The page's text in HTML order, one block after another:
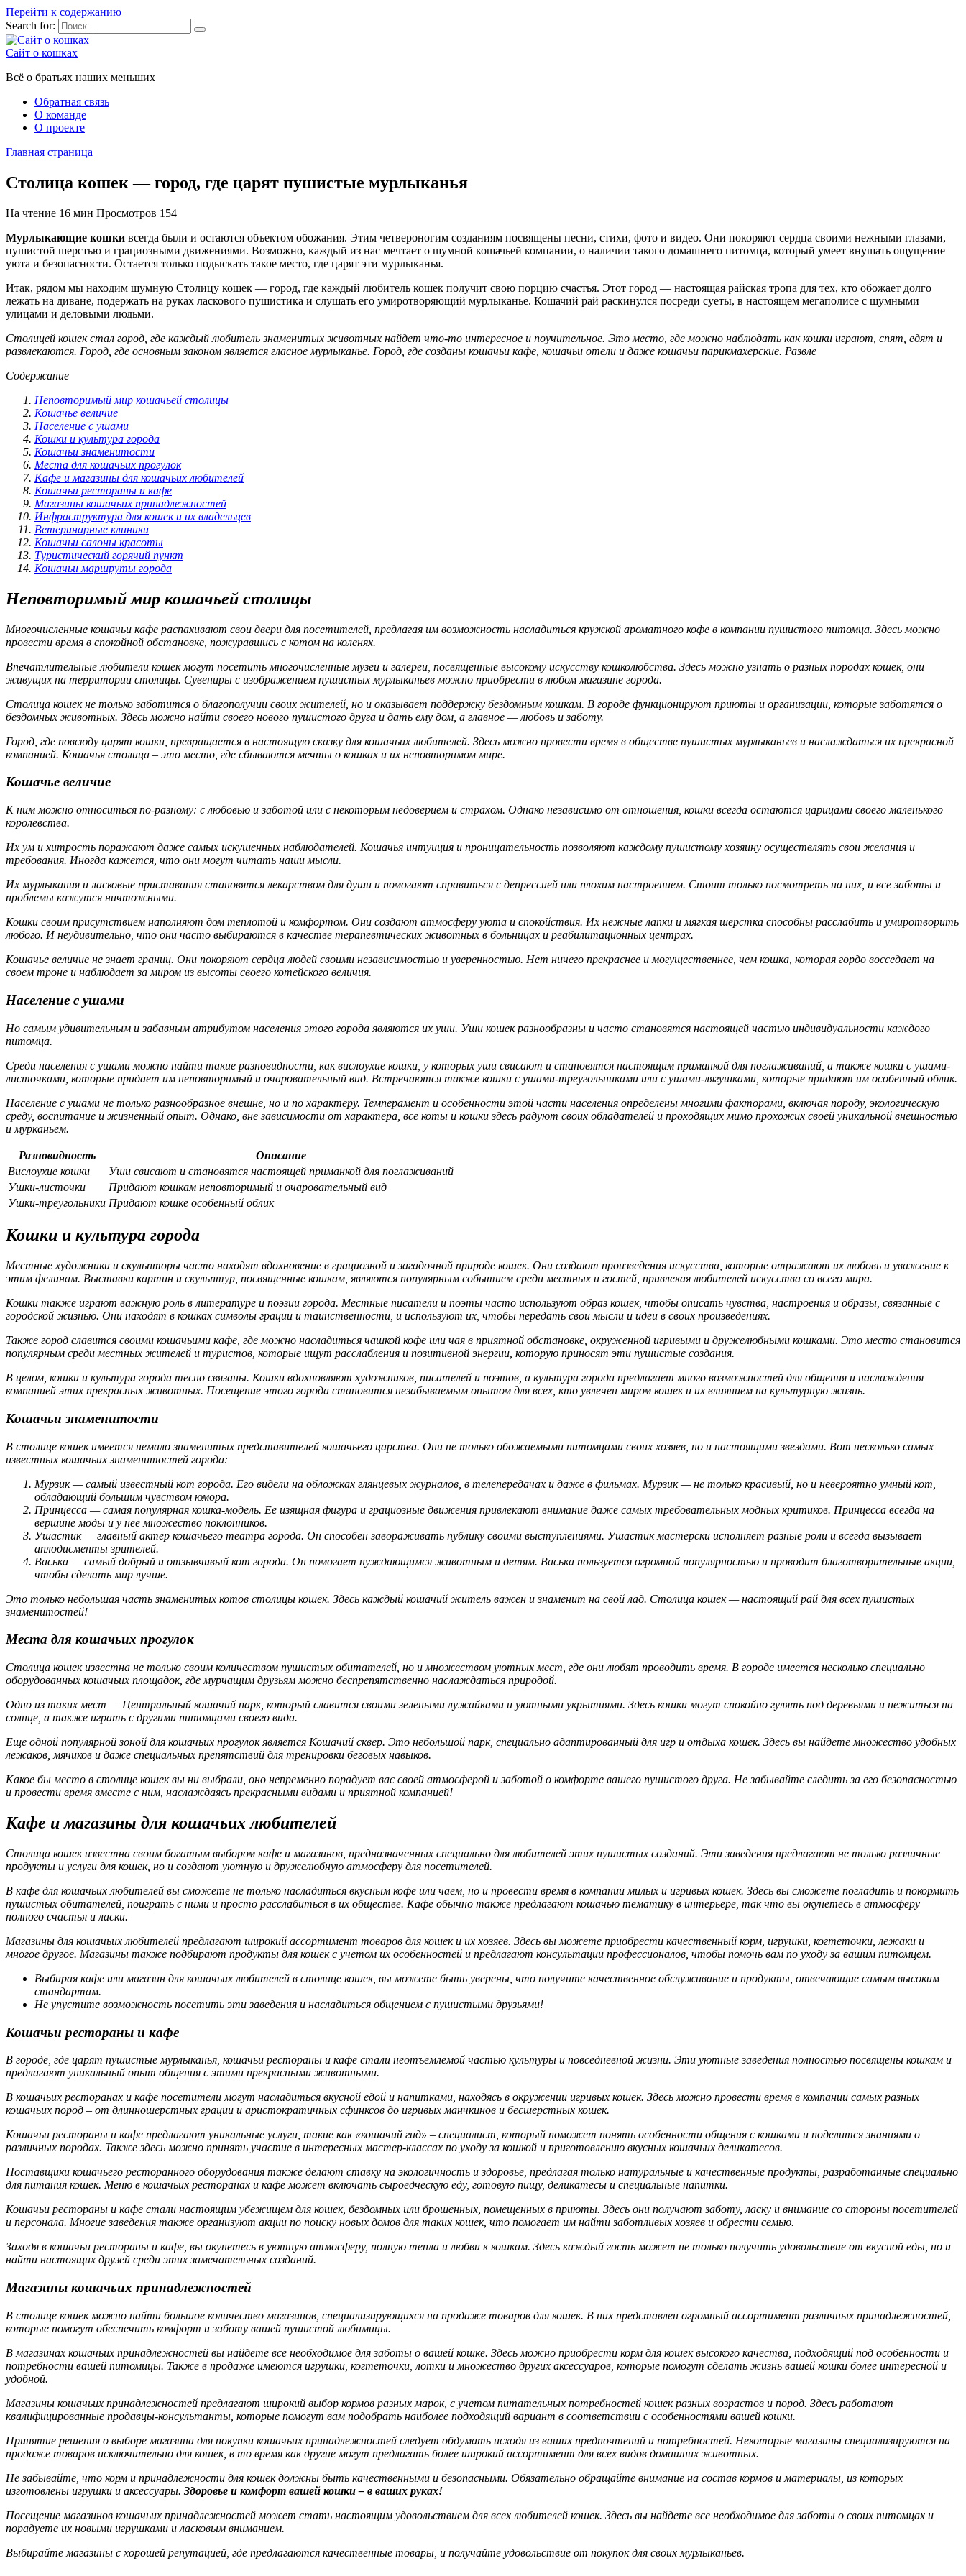
Перейти к содержанию
Search for:
Сайт о кошках
Всё о братьях наших меньших
Обратная связь
О команде
О проекте
Главная страница
Столица кошек — город, где царят пушистые мурлыканья
На чтение 16 мин Просмотров 154
Мурлыкающие кошки всегда были и остаются объектом обожания. Этим четвероногим созданиям посвящены песни, стихи, фото и видео. Они покоряют сердца своими нежными глазами,
пушистой шерстью и грациозными движениями. Возможно, каждый из нас мечтает о шумной кошачьей компании, о наличии такого домашнего питомца, который умеет внушать ощущение
уюта и безопасности. Остается только подыскать такое место, где царят эти мурлыканья.
Итак, рядом мы находим шумную Столицу кошек — город, где каждый любитель кошек получит свою порцию счастья. Этот город — настоящая райская тропа для тех, кто обожает долго
лежать на диване, подержать на руках ласкового пушистика и слушать его умиротворяющий мурлыканье. Кошачий рай раскинулся посреди суеты, в настоящем мегаполисе с шумными
улицами и деловыми людьми.
Столицей кошек стал город, где каждый любитель знаменитых животных найдет что-то интересное и поучительное. Это место, где можно наблюдать как кошки играют, спят, едят и
развлекаются. Город, где основным законом является гласное мурлыканье. Город, где созданы кошачьи кафе, кошачьи отели и даже кошачьи парикмахерские. Развле
Содержание
Неповторимый мир кошачьей столицы
Кошачье величие
Население с ушами
Кошки и культура города
Кошачьи знаменитости
Места для кошачьих прогулок
Кафе и магазины для кошачьих любителей
Кошачьи рестораны и кафе
Магазины кошачьих принадлежностей
Инфраструктура для кошек и их владельцев
Ветеринарные клиники
Кошачьи салоны красоты
Туристический горячий пункт
Кошачьи маршруты города
Неповторимый мир кошачьей столицы
Многочисленные кошачьи кафе распахивают свои двери для посетителей, предлагая им возможность насладиться кружкой ароматного кофе в компании пушистого питомца. Здесь можно
провести время в спокойной обстановке, пожуравшись с котом на коленях.
Впечатлительные любители кошек могут посетить многочисленные музеи и галереи, посвященные высокому искусству кошколюбства. Здесь можно узнать о разных породах кошек, они
живущих на территории столицы. Сувениры с изображением пушистых мурлыканьев можно приобрести в любом магазине города.
Столица кошек не только заботится о благополучии своих жителей, но и оказывает поддержку бездомным кошкам. В городе функционируют приюты и организации, которые заботятся о
бездомных животных. Здесь можно найти своего нового пушистого друга и дать ему дом, а главное — любовь и заботу.
Город, где повсюду царят кошки, превращается в настоящую сказку для кошачьих любителей. Здесь можно провести время в обществе пушистых мурлыканьев и наслаждаться их прекрасной
компанией. Кошачья столица – это место, где сбываются мечты о кошках и их неповторимом мире.
Кошачье величие
К ним можно относиться по-разному: с любовью и заботой или с некоторым недоверием и страхом. Однако независимо от отношения, кошки всегда остаются царицами своего маленького
королевства.
Их ум и хитрость поражают даже самых искушенных наблюдателей. Кошачья интуиция и проницательность позволяют каждому пушистому хозяину осуществлять свои желания и
требования. Иногда кажется, что они могут читать наши мысли.
Их мурлыкания и ласковые приставания становятся лекарством для души и помогают справиться с депрессией или плохим настроением. Стоит только посмотреть на них, и все заботы и
проблемы кажутся ничтожными.
Кошки своим присутствием наполняют дом теплотой и комфортом. Они создают атмосферу уюта и спокойствия. Их нежные лапки и мягкая шерстка способны расслабить и умиротворить
любого. И неудивительно, что они часто выбираются в качестве терапевтических животных в больницах и реабилитационных центрах.
Кошачье величие не знает границ. Они покоряют сердца людей своими независимостью и уверенностью. Нет ничего прекраснее и могущественнее, чем кошка, которая гордо восседает на
своем троне и наблюдает за миром из высоты своего котейского величия.
Население с ушами
Но самым удивительным и забавным атрибутом населения этого города являются их уши. Уши кошек разнообразны и часто становятся настоящей частью индивидуальности каждого
питомца.
Среди населения с ушами можно найти такие разновидности, как вислоухие кошки, у которых уши свисают и становятся настоящим приманкой для поглаживаний, а также кошки с ушами-
листочками, которые придает им неповторимый и очаровательный вид. Встречаются также кошки с ушами-треугольниками или с ушами-лягушками, которые придают им особенный облик.
Население с ушами не только разнообразное внешне, но и по характеру. Темперамент и особенности этой части населения определены многими факторами, включая породу, экологическую
среду, воспитание и жизненный опыт. Однако, вне зависимости от характера, все коты и кошки здесь радуют своих обладателей и проходящих мимо прохожих своей уникальной внешностью
и мурканьем.
Разновидность
Описание
Вислоухие кошки
Уши свисают и становятся настоящей приманкой для поглаживаний
Ушки-листочки
Придают кошкам неповторимый и очаровательный вид
Ушки-треугольники Придают кошке особенный облик
Кошки и культура города
Местные художники и скульпторы часто находят вдохновение в грациозной и загадочной природе кошек. Они создают произведения искусства, которые отражают их любовь и уважение к
этим фелинам. Выставки картин и скульптур, посвященные кошкам, являются популярным событием среди местных и гостей, привлекая любителей искусства со всего мира.
Кошки также играют важную роль в литературе и поэзии города. Местные писатели и поэты часто используют образ кошек, чтобы описать чувства, настроения и образы, связанные с
городской жизнью. Они находят в кошках символы грации и таинственности, и используют их, чтобы передать свои мысли и идеи в своих произведениях.
Также город славится своими кошачьими кафе, где можно насладиться чашкой кофе или чая в приятной обстановке, окруженной игривыми и дружелюбными кошками. Это место становится
популярным среди местных жителей и туристов, которые ищут расслабления и позитивной энергии, которую приносят эти пушистые создания.
В целом, кошки и культура города тесно связаны. Кошки вдохновляют художников, писателей и поэтов, а культура города предлагает много возможностей для общения и наслаждения
компанией этих прекрасных животных. Посещение этого города становится незабываемым опытом для всех, кто увлечен миром кошек и их влиянием на культурную жизнь.
Кошачьи знаменитости
В столице кошек имеется немало знаменитых представителей кошачьего царства. Они не только обожаемыми питомцами своих хозяев, но и настоящими звездами. Вот несколько самых
известных кошачьих знаменитостей города:
Мурзик — самый известный кот города. Его видели на обложках глянцевых журналов, в телепередачах и даже в фильмах. Мурзик — не только красивый, но и невероятно умный кот,
обладающий большим чувством юмора.
Принцесса — самая популярная кошка-модель. Ее изящная фигура и грациозные движения привлекают внимание даже самых требовательных модных критиков. Принцесса всегда на
вершине моды и у нее множество поклонников.
Ушастик — главный актер кошачьего театра города. Он способен завораживать публику своими выступлениями. Ушастик мастерски исполняет разные роли и всегда вызывает
аплодисменты зрителей.
Васька — самый добрый и отзывчивый кот города. Он помогает нуждающимся животным и детям. Васька пользуется огромной популярностью и проводит благотворительные акции,
чтобы сделать мир лучше.
Это только небольшая часть знаменитых котов столицы кошек. Здесь каждый кошачий житель важен и знаменит на свой лад. Столица кошек — настоящий рай для всех пушистых
знаменитостей!
Места для кошачьих прогулок
Столица кошек известна не только своим количеством пушистых обитателей, но и множеством уютных мест, где они любят проводить время. В городе имеется несколько специально
оборудованных кошачьих площадок, где мурчащим друзьям можно беспрепятственно наслаждаться природой.
Одно из таких мест — Центральный кошачий парк, который славится своими зелеными лужайками и уютными укрытиями. Здесь кошки могут спокойно гулять под деревьями и нежиться на
солнце, а также играть с другими питомцами своего вида.
Еще одной популярной зоной для кошачьих прогулок является Кошачий сквер. Это небольшой парк, специально адаптированный для игр и отдыха кошек. Здесь вы найдете множество удобных
лежаков, мячиков и даже специальных препятствий для тренировки беговых навыков.
Какое бы место в столице кошек вы ни выбрали, оно непременно порадует вас своей атмосферой и заботой о комфорте вашего пушистого друга. Не забывайте следить за его безопасностью
и провести время вместе с ним, наслаждаясь прекрасными видами и приятной компанией!
Кафе и магазины для кошачьих любителей
Столица кошек известна своим богатым выбором кафе и магазинов, предназначенных специально для любителей этих пушистых созданий. Эти заведения предлагают не только различные
продукты и услуги для кошек, но и создают уютную и дружелюбную атмосферу для посетителей.
В кафе для кошачьих любителей вы сможете не только насладиться вкусным кофе или чаем, но и провести время в компании милых и игривых кошек. Здесь вы сможете погладить и покормить
пушистых обитателей, поиграть с ними и просто расслабиться в их обществе. Кафе обычно также предлагают кошачью тематику в интерьере, так что вы окунетесь в атмосферу
полного счастья и ласки.
Магазины для кошачьих любителей предлагают широкий ассортимент товаров для кошек и их хозяев. Здесь вы можете приобрести качественный корм, игрушки, когтеточки, лежаки и
многое другое. Магазины также подбирают продукты для кошек с учетом их особенностей и предлагают консультации профессионалов, чтобы помочь вам по уходу за вашим питомцем.
Выбирая кафе или магазин для кошачьих любителей в столице кошек, вы можете быть уверены, что получите качественное обслуживание и продукты, отвечающие самым высоким
стандартам.
Не упустите возможность посетить эти заведения и насладиться общением с пушистыми друзьями!
Кошачьи рестораны и кафе
В городе, где царят пушистые мурлыканья, кошачьи рестораны и кафе стали неотъемлемой частью культуры и повседневной жизни. Эти уютные заведения полностью посвящены кошкам и
предлагают уникальный опыт общения с этими прекрасными животными.
В кошачьих ресторанах и кафе посетители могут насладиться вкусной едой и напитками, находясь в окружении игривых кошек. Здесь можно провести время в компании самых разных
кошачьих пород – от длинношерстных грации и аристократичных сфинксов до игривых манчкинов и бесшерстных кошек.
Кошачьи рестораны и кафе предлагают уникальные услуги, такие как «кошачий гид» – специалист, который поможет понять особенности общения с кошками и поделится знаниями о
различных породах. Также здесь можно принять участие в интересных мастер-классах по уходу за кошкой и приготовлению вкусных кошачьих деликатесов.
Поставщики кошачьего ресторанного оборудования также делают ставку на экологичность и здоровье, предлагая только натуральные и качественные продукты, разработанные специально
для питания кошек. Меню в кошачьих ресторанах и кафе может включать сыроедческую еду, готовую пищу, деликатесы и специальные напитки.
Кошачьи рестораны и кафе стали настоящим убежищем для кошек, бездомных или брошенных, помещенных в приюты. Здесь они получают заботу, ласку и внимание со стороны посетителей
и персонала. Многие заведения также организуют акции по поиску новых домов для таких кошек, что помогает им найти заботливых хозяев и обрести семью.
Заходя в кошачьи рестораны и кафе, вы окунетесь в уютную атмосферу, полную тепла и любви к кошкам. Здесь каждый гость может не только получить удовольствие от вкусной еды, но и
найти настоящих друзей среди этих замечательных созданий.
Магазины кошачьих принадлежностей
В столице кошек можно найти большое количество магазинов, специализирующихся на продаже товаров для кошек. В них представлен огромный ассортимент различных принадлежностей,
которые помогут обеспечить комфорт и заботу вашей пушистой любимицы.
В магазинах кошачьих принадлежностей вы найдете все необходимое для заботы о вашей кошке. Здесь можно приобрести корм для кошек высокого качества, подходящий под особенности и
потребности вашей питомицы. Также в продаже имеются игрушки, когтеточки, лотки и множество других аксессуаров, которые помогут сделать жизнь вашей кошки более интересной и
удобной.
Магазины кошачьих принадлежностей предлагают широкий выбор кормов разных марок, с учетом питательных потребностей кошек разных возрастов и пород. Здесь работают
квалифицированные продавцы-консультанты, которые помогут вам подобрать наиболее подходящий вариант в соответствии с особенностями вашей кошки.
Принятие решения о выборе магазина для покупки кошачьих принадлежностей следует обдумать исходя из ваших предпочтений и потребностей. Некоторые магазины специализируются на
продаже товаров исключительно для кошек, в то время как другие могут предлагать более широкий ассортимент для всех видов домашних животных.
Не забывайте, что корм и принадлежности для кошек должны быть качественными и безопасными. Обязательно обращайте внимание на состав кормов и материалы, из которых
изготовлены игрушки и аксессуары. Здоровье и комфорт вашей кошки – в ваших руках!
Посещение магазинов кошачьих принадлежностей может стать настоящим удовольствием для всех любителей кошек. Здесь вы найдете все необходимое для заботы о своих питомцах и
порадуете их новыми игрушками и ласковым вниманием.
Выбирайте магазины с хорошей репутацией, где предлагаются качественные товары, и получайте удовольствие от покупок для своих мурлыканьев.